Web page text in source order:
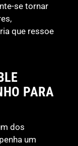
se tornar
que ressoe
PARA
dos
um